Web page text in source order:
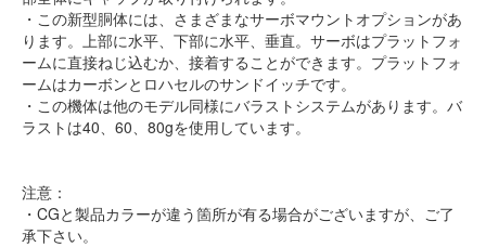
・この新型胴体には、さまざまなサーボマウントオプションがあ
ります。上部に水平、下部に水平、垂直。サーボはプラットフォ
ームに直接ねじ込むか、接着することができます。プラットフォ
ームはカーボンとロハセルのサンドイッチです。
・この機体は他のモデル同様にバラストシステムがあります。バ
ラストは40、60、80gを使用しています。
注意：
・CGと製品カラーが違う箇所が有る場合がございますが、ご了
承下さい。